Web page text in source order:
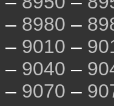
– 8980 –
– 9010 –
– 9040 –
– 9070 –